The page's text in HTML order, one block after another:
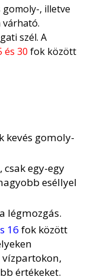
gomoly-, illetve
szél. A
és 30 fok között
kevés gomoly-
egy-egy
eséllyel
légmozgás.
16 fok között
értékeket.